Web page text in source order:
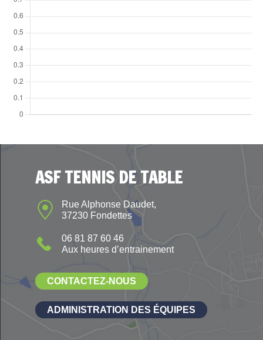
ASF TENNIS DE TABLE
Rue Alphonse Daudet,
37230 Fondettes
06 81 87 60 46
Aux heures d’entrainement
CONTACTEZ-NOUS
ADMINISTRATION DES ÉQUIPES